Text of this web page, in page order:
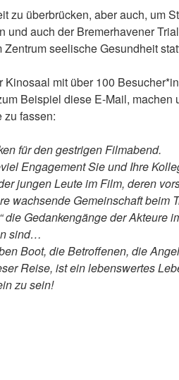
zu überbrücken, aber auch, um
und auch der Bremerhavener
seelische Gesundheit
Kinosaal mit über 100
Beispiel diese E-Mail, machen
zu fassen:
für den gestrigen Filmabend.
Engagement Sie und Ihre
jungen Leute im Film, deren
wachsende Gemeinschaft beim
die Gedankengänge der Akteure
sind…
Boot, die Betroffenen, die
Reise, ist ein lebenswertes
zu sein!